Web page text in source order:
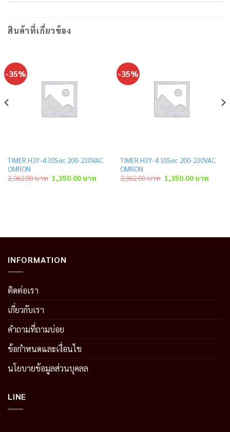
สินค้าที่เกี่ยวข้อง
-35%
TIMER H3Y-4 30Sec 200-230VAC
OMRON
2,062.00บาท Original
price
1,350.00บาทCurrent
price
-35%
TIMER H3Y-4 10Sec 200-230VAC
OMRON
2,062.00บาท Original
price
1,350.00บาท
price
INFORMATION
ติดต่อเรา
เกี่ยวกับเรา
คำถามที่ถามบ่อย
ข้อกำหนดและเงื่อนไข
นโยบายข้อมูลส่วนบุคลล
LINE